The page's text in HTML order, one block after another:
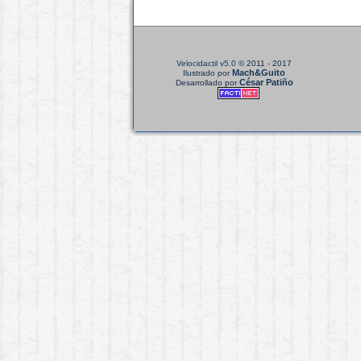
Velocidactil v5.0 © 2011 - 2017
Ilustrado porMach&Guito
Desarrollado porCésar Patiño